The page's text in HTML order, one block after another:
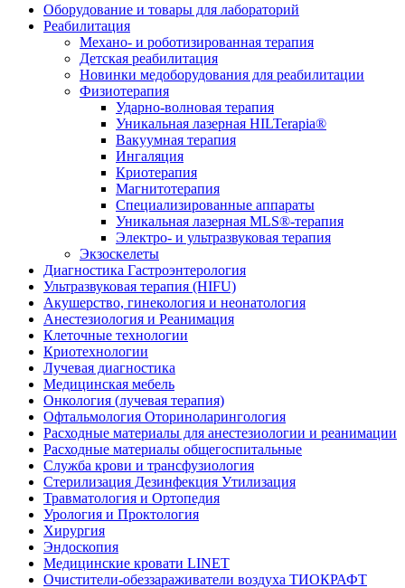
Оборудование и товары для лабораторий
Реабилитация
Механо- и роботизированная терапия
Детская реабилитация
Новинки медоборудования для реабилитации
Физиотерапия
Ударно-волновая терапия
Уникальная лазерная HILTerapia®
Вакуумная терапия
Ингаляция
Криотерапия
Магнитотерапия
Специализированные аппараты
Уникальная лазерная MLS®-терапия
Электро- и ультразвуковая терапия
Экзоскелеты
Диагностика Гастроэнтерология
Ультразвуковая терапия (HIFU)
Акушерство, гинекология и неонатология
Анестезиология и Реанимация
Клеточные технологии
Криотехнологии
Лучевая диагностика
Медицинская мебель
Онкология (лучевая терапия)
Офтальмология Оториноларингология
Расходные материалы для анестезиологии и реанимации
Расходные материалы общегоспитальные
Служба крови и трансфузиология
Стерилизация Дезинфекция Утилизация
Травматология и Ортопедия
Урология и Проктология
Хирургия
Эндоскопия
Медицинские кровати LINET
Очистители-обеззараживатели воздуха ТИОКРАФТ